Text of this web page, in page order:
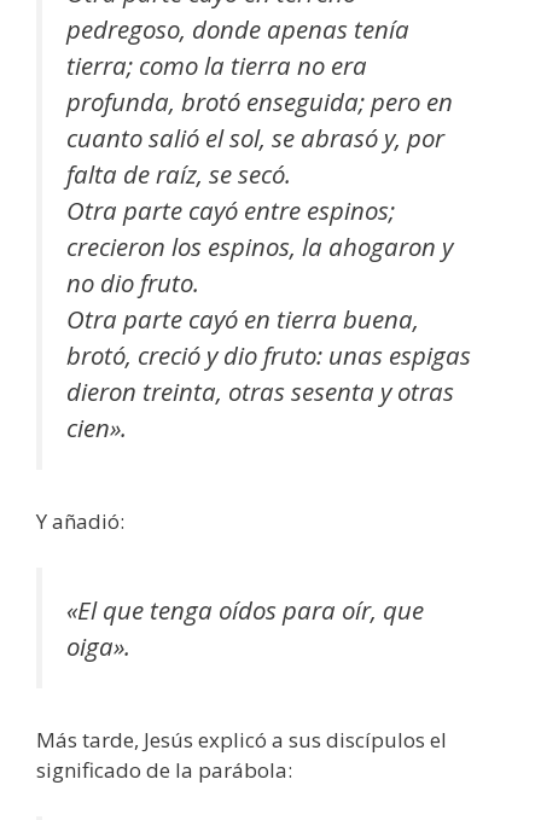
pedregoso, donde apenas tenía
tierra; como la tierra no era
profunda, brotó enseguida; pero en
cuanto salió el sol, se abrasó y, por
falta de raíz, se secó.
Otra parte cayó entre espinos;
crecieron los espinos, la ahogaron y
no dio fruto.
Otra parte cayó en tierra buena,
brotó, creció y dio fruto: unas espigas
dieron treinta, otras sesenta y otras
cien».
Y añadió:
«El que tenga oídos para oír, que
oiga».
Más tarde, Jesús explicó a sus discípulos el
significado de la parábola: